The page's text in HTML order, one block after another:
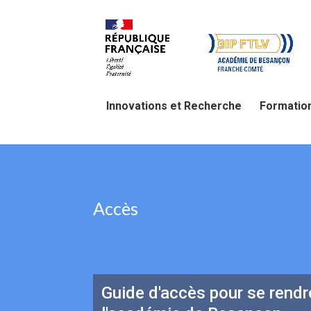
Innovations et Recherche
Accès
Guide d'accès pour se